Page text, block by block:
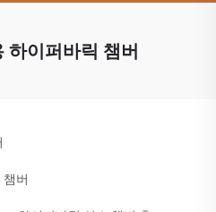
하이퍼바릭 챔버
버